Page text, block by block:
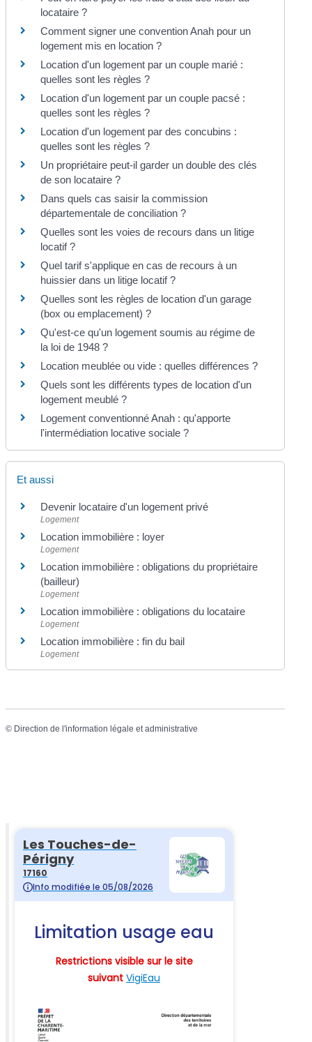
locataire ?
Comment signer une convention Anah pour un
logement mis en location ?
Location d'un logement par un couple marié :
quelles sont les règles ?
Location d'un logement par un couple pacsé :
quelles sont les règles ?
Location d'un logement par des concubins :
quelles sont les règles ?
Un propriétaire peut-il garder un double des clés
de son locataire ?
Dans quels cas saisir la commission
départementale de conciliation ?
Quelles sont les voies de recours dans un litige
locatif ?
Quel tarif s'applique en cas de recours à un
huissier dans un litige locatif ?
Quelles sont les règles de location d'un garage
(box ou emplacement) ?
Qu'est-ce qu'un logement soumis au régime de
la loi de 1948 ?
Location meublée ou vide : quelles différences ?
Quels sont les différents types de location d'un
logement meublé ?
Logement conventionné Anah : qu'apporte
l'intermédiation locative sociale ?
Et aussi
Devenir locataire d'un logement privé
Logement
Location immobilière : loyer
Logement
Location immobilière : obligations du propriétaire
(bailleur)
Logement
Location immobilière : obligations du locataire
Logement
Location immobilière : fin du bail
Logement
© Direction de l'information légale et administrative